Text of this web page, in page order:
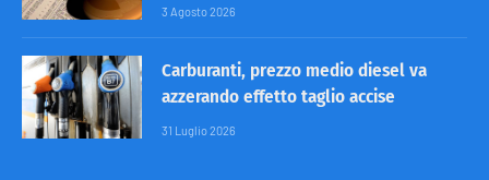
3 Agosto 2026
Carburanti, prezzo medio diesel va
azzerando effetto taglio accise
31 Luglio 2026